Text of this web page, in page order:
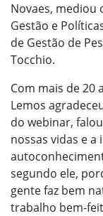
Novaes, mediou
Gestão e
de Gestão de
Tocchio.
Com mais de 20
Lemos
do webinar,
nossas vidas e
segundo ele,
gente faz bem
trabalho bem-